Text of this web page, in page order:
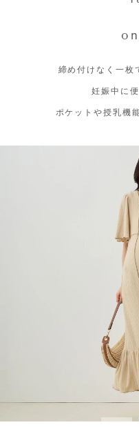
締め付けなく一枚
妊娠中に
ポケットや授乳機